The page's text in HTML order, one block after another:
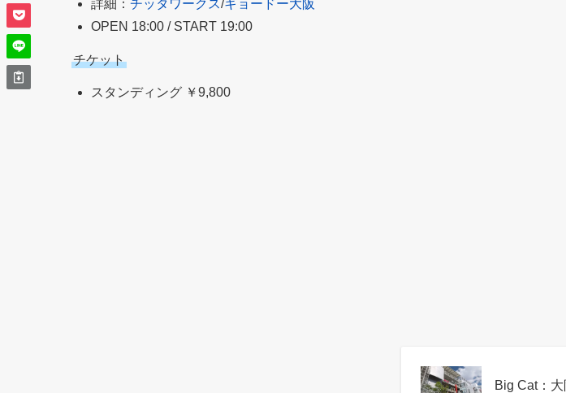
詳細： チッタワークス/キョードー大阪
OPEN 18:00 / START 19:00
チケット
スタンディング ￥9,800
Big Cat：大